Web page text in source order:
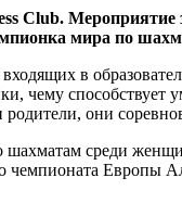
Club.
мира по
в
чему способствует
они
шахматам среди
Европы